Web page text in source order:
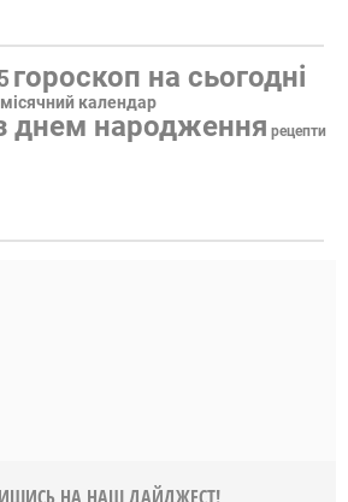
гороскоп на сьогодні
місячний календар
днем народження рецепти